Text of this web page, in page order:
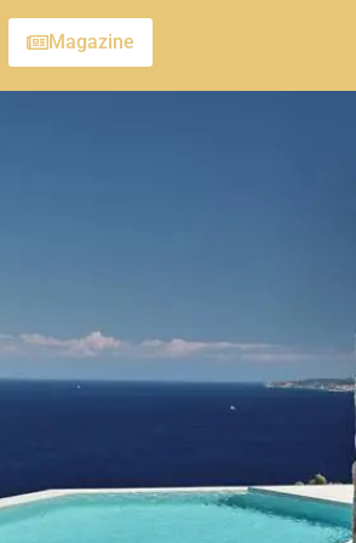
Magazine